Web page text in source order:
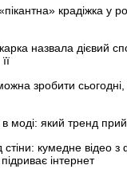
крадіжка у
назвала дієвий
зробити
в моді: який тренд
стіни: кумедне відео
інтернет